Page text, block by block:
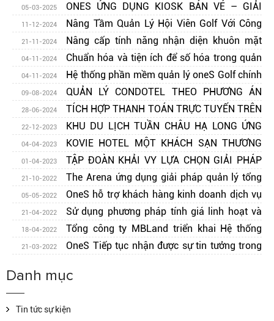
lý tòa nhà tối ưu
05-03-2025
ONES ỨNG DỤNG KIOSK BÁN VÉ – GIẢI
PHÁP TỐI ƯU CHO KHU VUI CHƠI GIẢI TRÍ
11-12-2024
Nâng Tầm Quản Lý Hội Viên Golf Với Công
Nghệ Face ID
21-11-2024
Nâng cấp tính năng nhận diện khuôn mặt
cho hệ thống kiểm soát ra vào - oneS SMC
04-11-2024
Chuẩn hóa và tiện ích để số hóa trong quản
lý điều hành sân golf
04-11-2024
Hệ thống phần mềm quản lý oneS Golf chính
thức ứng dụng tại Hanoi Golf Club
09-08-2024
QUẢN LÝ CONDOTEL THEO PHƯƠNG ÁN
NÀO
28-06-2024
TÍCH HỢP THANH TOÁN TRỰC TUYẾN TRÊN
CÁC HỆ THỐNG PHẦN MỀM ONES
22-12-2023
KHU DU LỊCH TUẦN CHÂU HẠ LONG ỨNG
DỤNG GIẢI PHÁP ONES SMC TRONG QUẢN LÝ VẬN
HÀNH
04-04-2023
KOVIE HOTEL MỘT KHÁCH SẠN THƯƠNG
HIỆU QUỐC TẾ ỨNG DỤNG GIẢI PHÁP CỦA ONES PMS
01-04-2023
TẬP ĐOÀN KHẢI VY LỰA CHỌN GIẢI PHÁP
ONES PMS TRONG QUẢN LÝ VẬN HÀNH KHÁCH SẠN
21-10-2022
The Arena ứng dụng giải pháp quản lý tổng
thể khu nghỉ dưỡng cao cấp kết hợp vui chơi giải trí bằng
giải pháp oneS PMS
05-05-2022
OneS hỗ trợ khách hàng kinh doanh dịch vụ
Khách sạn, Khu vui chơi giải trí , Khu tắm khoáng nóng
trở lại hoạt động mạnh mẽ
21-04-2022
Sử dụng phương pháp tính giá linh hoạt và
khoa học của OneS-PMSs trong các dự án của Tập đoàn
Ecopark
18-04-2022
Tổng công ty MBLand triển khai Hệ thống
Quản lý giao dịch Bất động sản OneS trong các dự án Bất
21-03-2022
OneS Tiếp tục nhận được sự tin tưởng trong
Danh mục
Tin tức sự kiện